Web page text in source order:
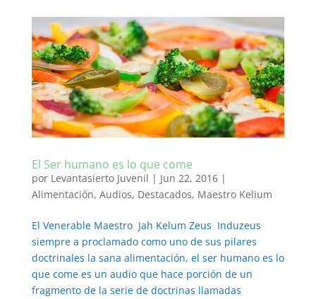
El Ser humano es lo que come
por Levantasierto Juvenil | Jun 22, 2016|
Alimentación, Audios, Destacados, Maestro Kelium
El Venerable Maestro Jah Kelum Zeus Induzeus
siempre a proclamado como uno de sus pilares
doctrinales la sana alimentación, el ser humano es lo
que come es un audio que hace porción de un
fragmento de la serie de doctrinas llamadas